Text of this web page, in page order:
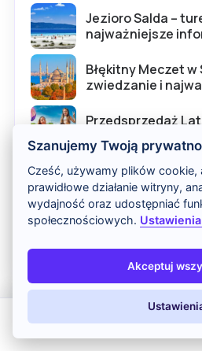
Jezioro Salda –
najważniejsze
Błękitny Meczet w
zwiedzanie i
Przedsprzedaż
Coral Travel i
Skąd wziąć
rozmienić dolary
Ceny w Szwajcarii
Najtańsze kraje
Szanujemy Twoją
Cześć, używamy plików cookie,
prawidłowe działanie witryny,
wydajność oraz udostępniać
społecznościowych.
Akceptuj